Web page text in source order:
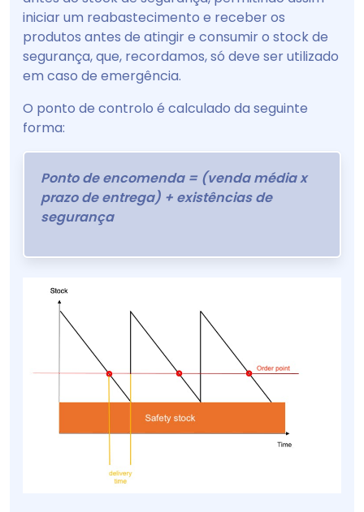
iniciar um reabastecimento e receber os
produtos antes de atingir e consumir o stock de
segurança, que, recordamos, só deve ser utilizado
em caso de emergência.
O ponto de controlo é calculado da seguinte
forma:
Ponto de encomenda = (venda média x
prazo de entrega) + existências de
segurança